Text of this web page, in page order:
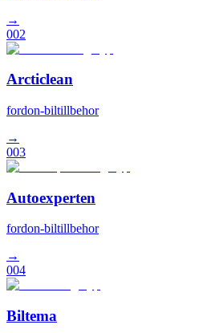
→
002
Arcticlean
fordon-biltillbehor
→
003
Autoexperten
fordon-biltillbehor
→
004
Biltema